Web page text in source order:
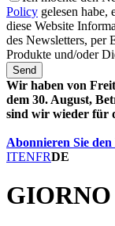
Policy gelesen habe,
diese Website
des Newsletters, per
Produkte und/oder
Send
Wir haben von
dem 30. August,
sind wir wieder für
Abonnieren Sie
ITENFRDE